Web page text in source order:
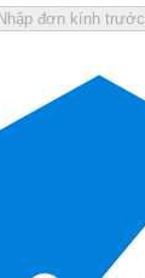
Nhập đơn kính trước